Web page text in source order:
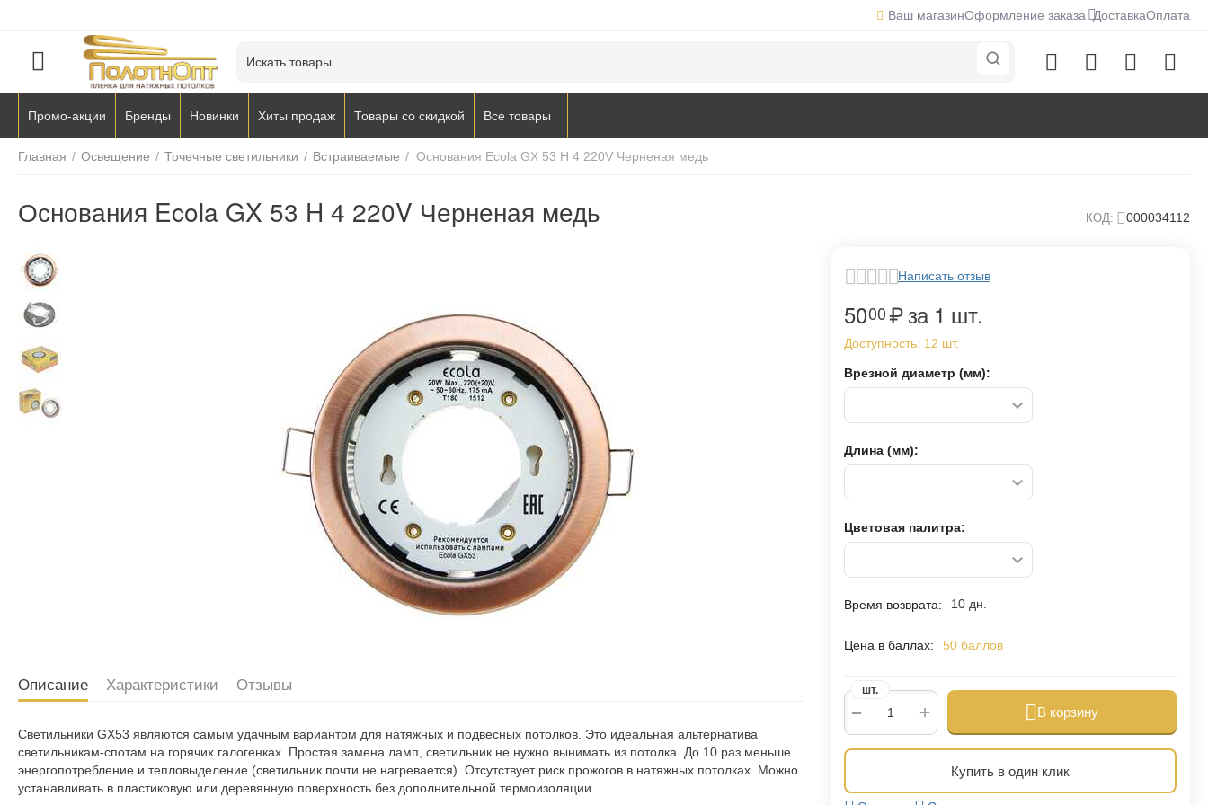
Ваш магазинОформление заказа ДоставкаОплата
Промо-акции Бренды Новинки Хиты продаж Товары со скидкой Все товары
Главная / Освещение / Точечные светильники / Встраиваемые / Основания Ecola GX 53 H 4 220V Черненая медь
Основания Ecola GX 53 H 4 220V Черненая медь КОД: 000034112
Написать отзыв
5000₽за 1 шт.
Доступность: 12 шт.
Врезной диаметр (мм):
Длина (мм):
Цветовая палитра:
Время возврата: 10 дн.
Цена в баллах: 50 баллов
+
−
шт.
В корзину
Купить в один клик
Описание Характеристики Отзывы
Светильники GX53 являются самым удачным вариантом для натяжных и подвесных потолков. Это идеальная альтернатива
светильникам-спотам на горячих галогенках. Простая замена ламп, светильник не нужно вынимать из потолка. До 10 раз меньше
энергопотребление и тепловыделение (светильник почти не нагревается). Отсутствует риск прожогов в натяжных потолках. Можно
устанавливать в пластиковую или деревянную поверхность без дополнительной термоизоляции.